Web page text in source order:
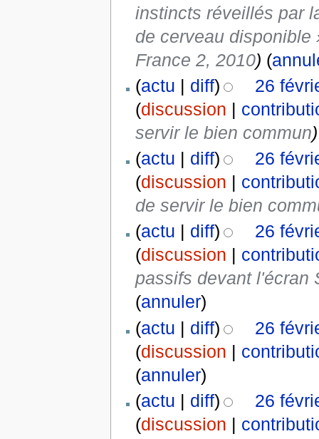
instincts réveillés par
de cerveau disponible
France 2, 2010) (
(actu | diff)
26
(discussion |
servir le bien commun)
(actu | diff)
26
(discussion |
de servir le bien
(actu | diff)
26
(discussion |
passifs devant l'écran
(annuler)
(actu | diff)
26
(discussion |
(annuler)
(actu | diff)
26
(discussion |